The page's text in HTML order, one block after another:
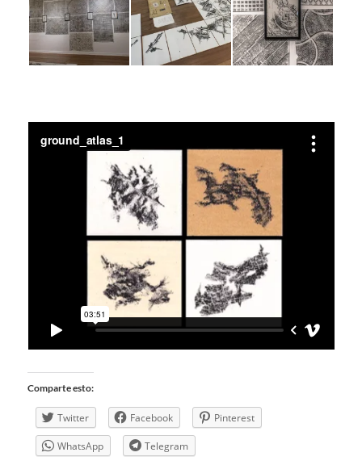
Comparte esto:
Twitter Facebook Pinterest
WhatsApp Telegram